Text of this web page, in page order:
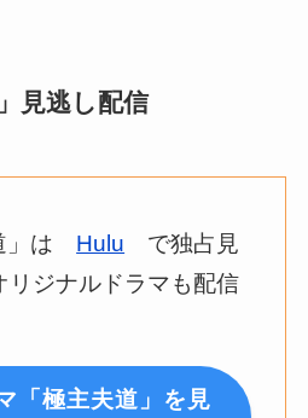
見逃し配信
」は Hulu で独占見
リジナルドラマも配信
「極主夫道」を見